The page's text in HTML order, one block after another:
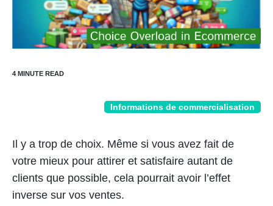
Informations de commercialisation
Il y a trop de choix. Même si vous avez fait de
votre mieux pour attirer et satisfaire autant de
clients que possible, cela pourrait avoir l’effet
inverse sur vos ventes.